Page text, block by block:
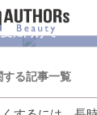
夏に向けて
する記事一覧